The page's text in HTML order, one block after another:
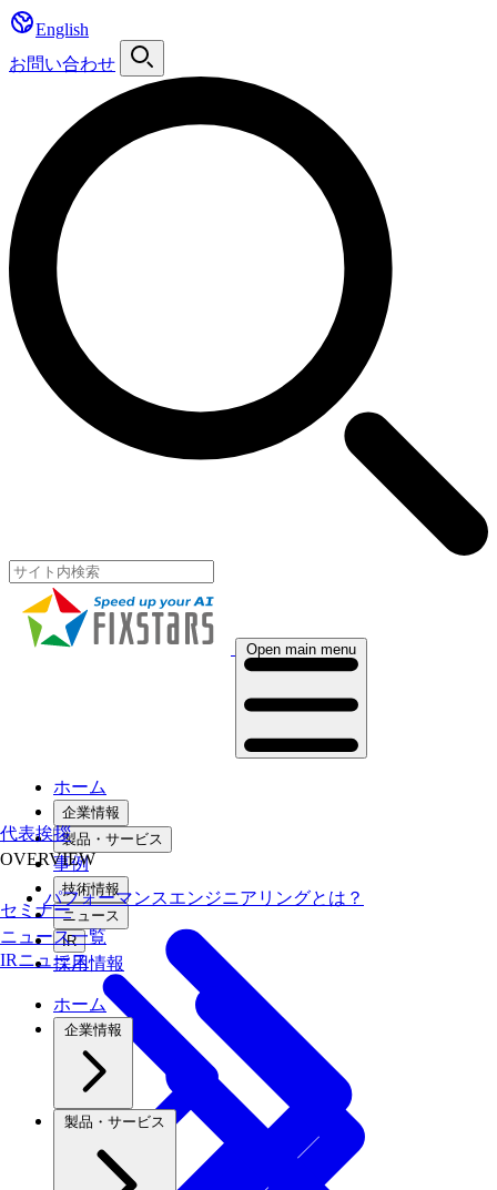
English
お問い合わせ
Open main menu
ホーム
企業情報
製品・サービス
事例
技術情報
セミナーニュース
ニュース一覧
IR
採用情報
ホーム
企業情報
製品・サービス
代表挨拶
OVERVIEW
パフォーマンスエンジニアリングとは？
IRニュース